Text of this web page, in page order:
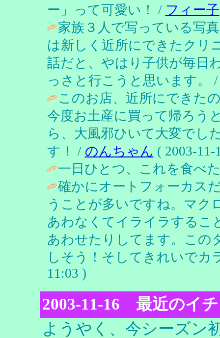
ー」って可愛い！ / フィー子
家族３人で写っている写
は新しく近所にできたクリ
話だと、やはり子供が毎日
っさと行こうと思います。
このお店、近所にできた
今度お土産に買って帰ろう
ら、大風邪ひいて大変でし
す！ / のんちゃん ( 2003-11-
一日ひとつ、これを食べ
確かにオートフォーカス
うことが多いですね。マク
あわなくてイライラするこ
あわせたりしてます。この
しそう！そしてきれいでカ
11:03 )
2003-11-16 最近のイ
ようやく、今シーズン